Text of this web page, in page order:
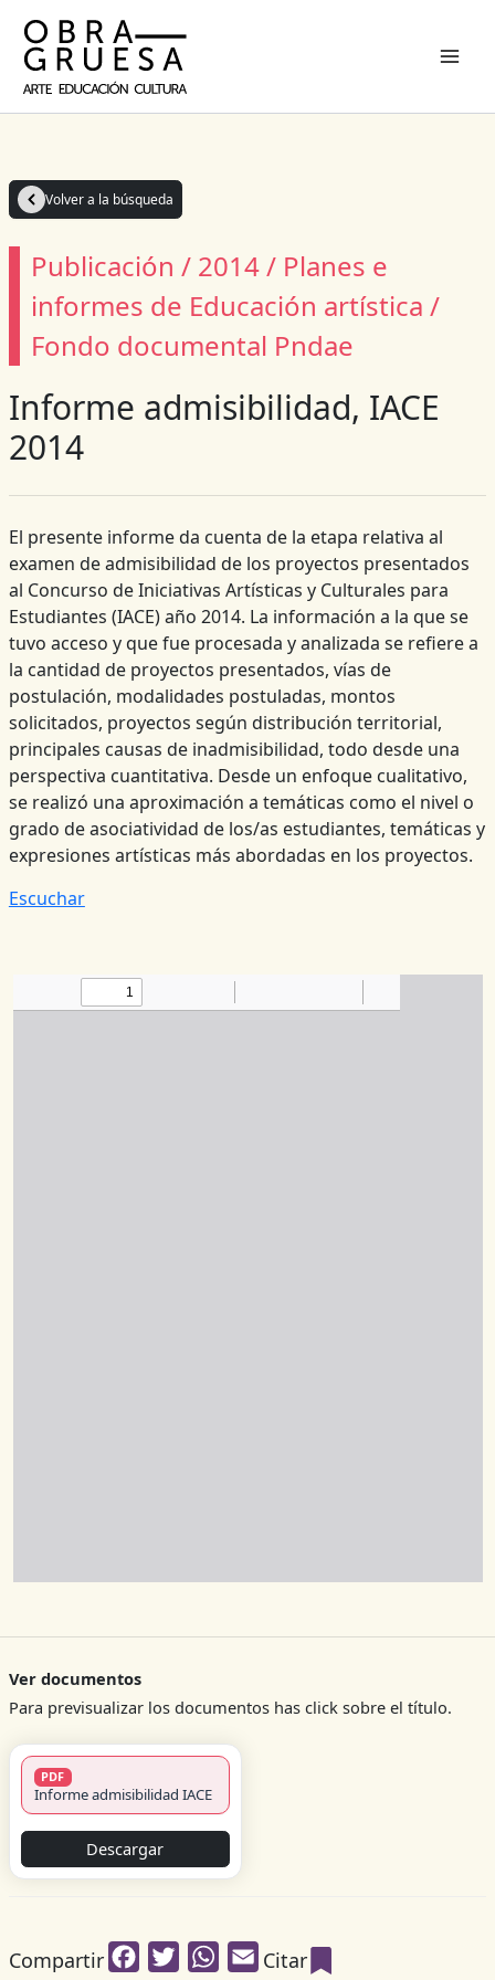
contenido
Volver a la búsqueda
Publicación / 2014 / Planes e
informes de Educación artística /
Fondo documental Pndae
Informe admisibilidad, IACE
2014
El presente informe da cuenta de la etapa relativa al
examen de admisibilidad de los proyectos presentados
al Concurso de Iniciativas Artísticas y Culturales para
Estudiantes (IACE) año 2014. La información a la que se
tuvo acceso y que fue procesada y analizada se refiere a
la cantidad de proyectos presentados, vías de
postulación, modalidades postuladas, montos
solicitados, proyectos según distribución territorial,
principales causas de inadmisibilidad, todo desde una
perspectiva cuantitativa. Desde un enfoque cualitativo,
se realizó una aproximación a temáticas como el nivel o
grado de asociatividad de los/as estudiantes, temáticas y
expresiones artísticas más abordadas en los proyectos.
Escuchar
Ver documentos
Para previsualizar los documentos has click sobre el título.
PDF
Informe admisibilidad IACE
Descargar
Compartir FacebookTwitterWhatsApp
Email
Citar